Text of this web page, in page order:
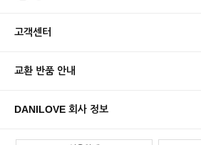
고객센터
교환 반품 안내
DANILOVE 회사 정보